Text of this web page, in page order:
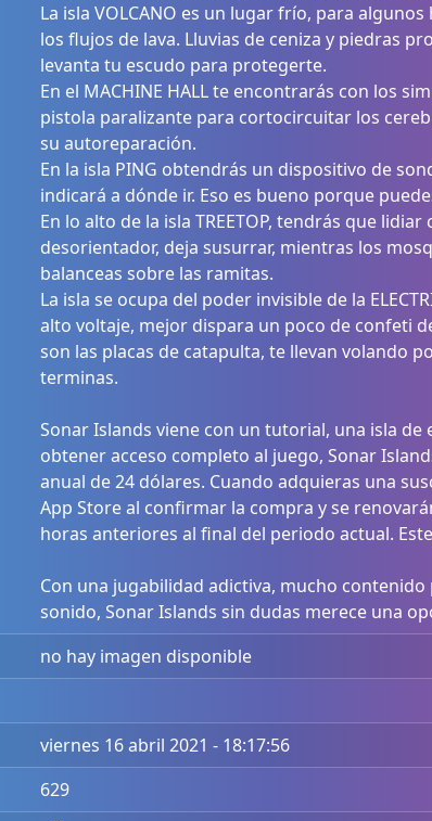
La isla VOLCANO es un lugar frío, para
los flujos de lava. Lluvias de ceniza y piedras
levanta tu escudo para protegerte.
En el MACHINE HALL te encontrarás con los
pistola paralizante para cortocircuitar los
su autoreparación.
En la isla PING obtendrás un dispositivo de
indicará a dónde ir. Eso es bueno porque
En lo alto de la isla TREETOP, tendrás que
desorientador, deja susurrar, mientras los
balanceas sobre las ramitas.
La isla se ocupa del poder invisible de la
alto voltaje, mejor dispara un poco de confeti
son las placas de catapulta, te llevan volando
terminas.
Sonar Islands viene con un tutorial, una isla
obtener acceso completo al juego, Sonar
anual de 24 dólares. Cuando adquieras una
App Store al confirmar la compra y se
horas anteriores al final del periodo actual.
Con una jugabilidad adictiva, mucho
sonido, Sonar Islands sin dudas merece una
no hay imagen disponible
viernes 16 abril 2021 - 18:17:56
629